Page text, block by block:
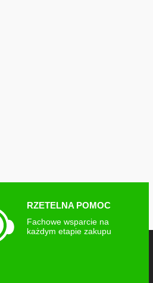
RZETELNA POMOC
Fachowe wsparcie na
każdym etapie zakupu